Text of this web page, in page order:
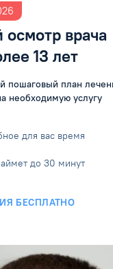
врача
13 лет
пошаговый план
необходимую услугу
для вас время
до 30 минут
БЕСПЛАТНО